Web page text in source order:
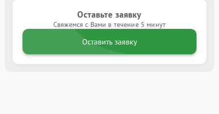
Оставьте заявку
Свяжемся с Вами в течение 5 минут
Оставить заявку